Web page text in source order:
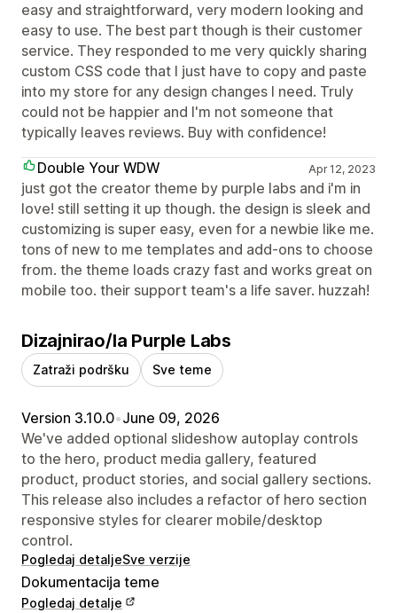
easy and straightforward, very modern looking and
easy to use. The best part though is their customer
service. They responded to me very quickly sharing
custom CSS code that I just have to copy and paste
into my store for any design changes I need. Truly
could not be happier and I'm not someone that
typically leaves reviews. Buy with confidence!
Double Your WDW
Apr 12, 2023
just got the creator theme by purple labs and i'm in
love! still setting it up though. the design is sleek and
customizing is super easy, even for a newbie like me.
tons of new to me templates and add-ons to choose
from. the theme loads crazy fast and works great on
mobile too. their support team's a life saver. huzzah!
Dizajnirao/la Purple Labs
Zatraži podršku Sve teme
Version 3.10.0•June 09, 2026
We've added optional slideshow autoplay controls
to the hero, product media gallery, featured
product, product stories, and social gallery sections.
This release also includes a refactor of hero section
responsive styles for clearer mobile/desktop
control.
Pogledaj detaljeSve verzije
Dokumentacija teme
Pogledaj detalje